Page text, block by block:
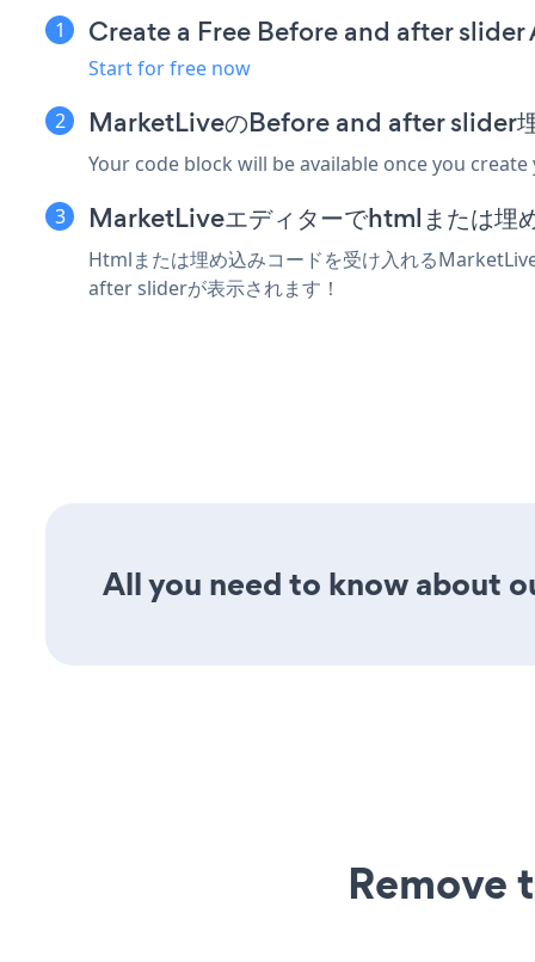
Create a Free Before and after slider
Start for free now
MarketLiveのBefore and after slider埋
Your code block will be available once you
MarketLiveエディターでhtmlまたは埋
Htmlまたは埋め込みコードを受け入れる
after sliderが表示されます！
All you need to know about
Remove